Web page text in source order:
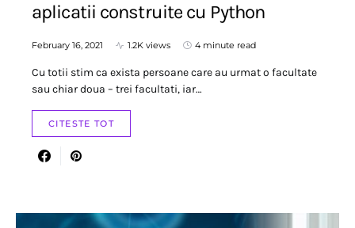
aplicatii construite cu Python
February 16, 2021 1.2K views 4 minute read
Cu totii stim ca exista persoane care au urmat o facultate
sau chiar doua – trei facultati, iar…
CITESTE TOT